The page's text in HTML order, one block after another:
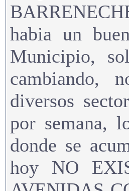
habia un
Municipio,
cambiando,
diversos
por semana,
donde se
hoy NO